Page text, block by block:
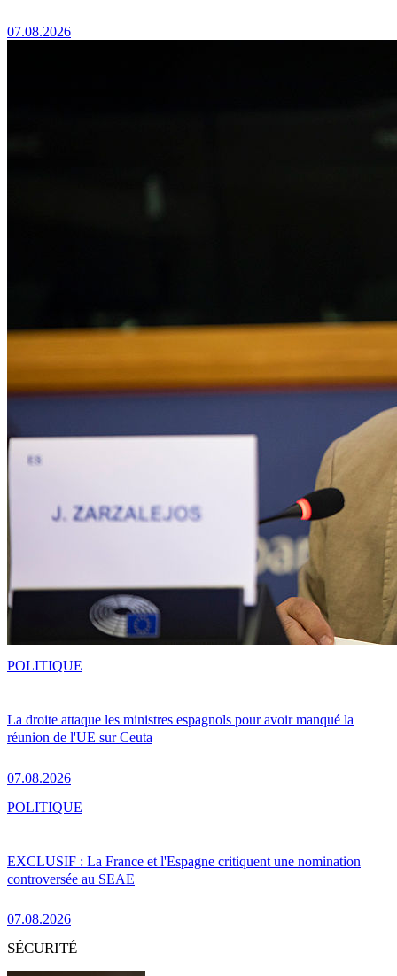
07.08.2026
La droite attaque les ministres espagnols pour avoir manqué la
réunion de l'UE sur Ceuta
07.08.2026
POLITIQUE
EXCLUSIF : La France et l'Espagne critiquent une nomination
controversée au SEAE
07.08.2026
POLITIQUE
SÉCURITÉ